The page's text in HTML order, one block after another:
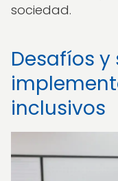
sociedad.
Desafíos
inclusivos